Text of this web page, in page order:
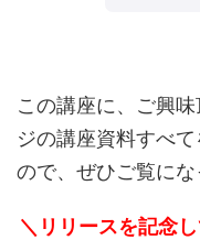
この講座に、ご興
ジの講座資料すべ
ので、ぜひご覧にな
＼リリースを記念